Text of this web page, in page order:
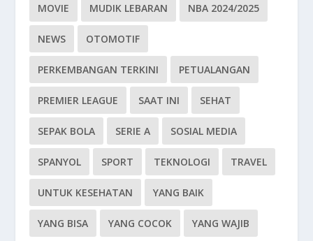
MOVIE MUDIK LEBARAN NBA 2024/2025
NEWS OTOMOTIF
PERKEMBANGAN TERKINI PETUALANGAN
PREMIER LEAGUE SAAT INI SEHAT
SEPAK BOLA SERIE A SOSIAL MEDIA
SPANYOL SPORT TEKNOLOGI TRAVEL
UNTUK KESEHATAN YANG BAIK
YANG BISA YANG COCOK YANG WAJIB